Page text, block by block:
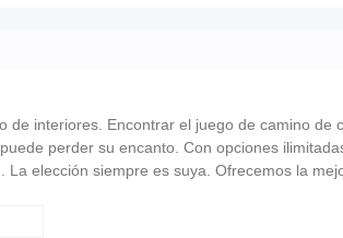
interiores. Encontrar el juego de camino
perder su encanto. Con opciones
elección siempre es suya. Ofrecemos la